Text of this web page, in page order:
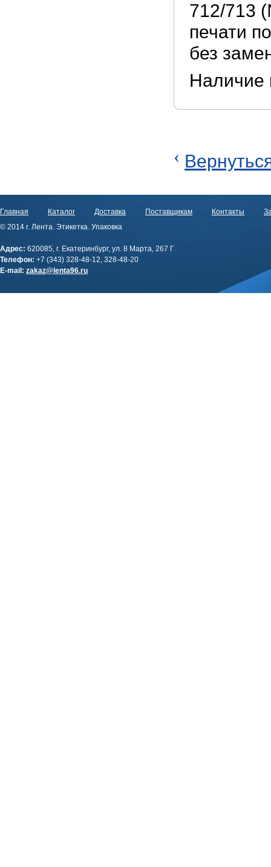
712/713
печати
без
Наличие
‹
Главная Каталог Доставка Поставщикам Контакты
© 2014 г. Лента. Этикетка. Упаковка
Адрес: 620085, г. Екатеринбург, ул. 8 Марта, 267 Г
Телефон: +7 (343) 328-48-12, 328-48-20
E-mail: zakaz@lenta96.ru